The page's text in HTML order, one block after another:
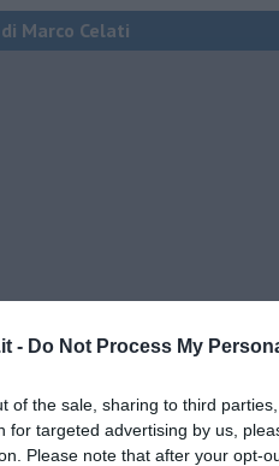
- Do Not Process My
of the sale, sharing to third
for targeted advertising by us,
Please note that after your opt-
Marco Celati